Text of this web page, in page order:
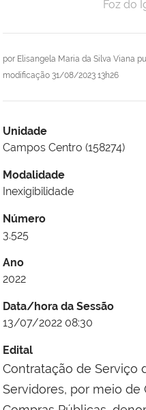
por Elisangela Maria da Silva Viana
modificação 31/08/2023 13h26
Foz do
Unidade
Campos Centro (158274)
Modalidade
Inexigibilidade
Número
3.525
Ano
2022
Data/hora da Sessão
13/07/2022 08:30
Edital
Contratação de Serviço
Servidores, por meio de